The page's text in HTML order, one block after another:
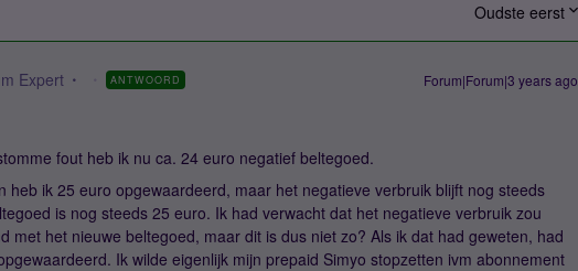
Oudste eerst
Expert ANTWOORD Forum|Forum|3 years ago
fout heb ik nu ca. 24 euro negatief beltegoed.
heb ik 25 euro opgewaardeerd, maar het negatieve verbruik blijft nog steeds
is nog steeds 25 euro. Ik had verwacht dat het negatieve verbruik zou
met het nieuwe beltegoed, maar dit is dus niet zo? Als ik dat had geweten, had
Ik wilde eigenlijk mijn prepaid Simyo stopzetten ivm abonnement